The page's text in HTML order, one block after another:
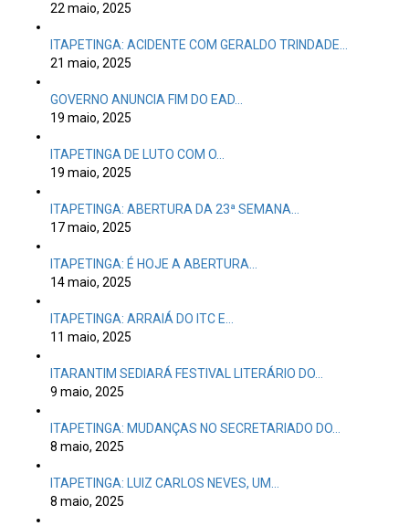
22 maio, 2025
ITAPETINGA: ACIDENTE COM GERALDO TRINDADE…
21 maio, 2025
GOVERNO ANUNCIA FIM DO EAD…
19 maio, 2025
ITAPETINGA DE LUTO COM O…
19 maio, 2025
ITAPETINGA: ABERTURA DA 23ª SEMANA…
17 maio, 2025
ITAPETINGA: É HOJE A ABERTURA…
14 maio, 2025
ITAPETINGA: ARRAIÁ DO ITC E…
11 maio, 2025
ITARANTIM SEDIARÁ FESTIVAL LITERÁRIO DO…
9 maio, 2025
ITAPETINGA: MUDANÇAS NO SECRETARIADO DO…
8 maio, 2025
ITAPETINGA: LUIZ CARLOS NEVES, UM…
8 maio, 2025